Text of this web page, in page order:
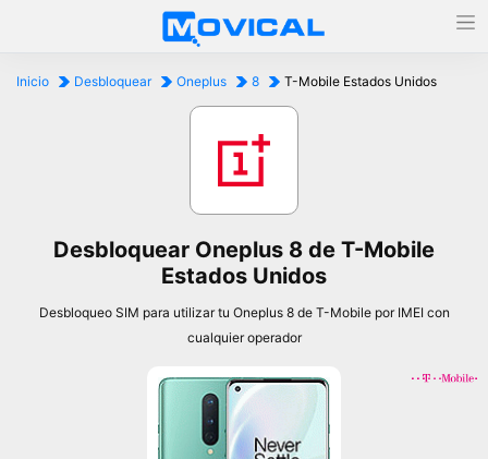
Inicio Desbloquear Oneplus 8 T-Mobile Estados Unidos
Desbloquear Oneplus 8 de T-Mobile
Estados Unidos
Desbloqueo SIM para utilizar tu Oneplus 8 de T-Mobile por IMEI con
cualquier operador